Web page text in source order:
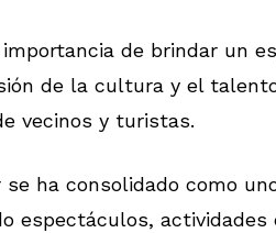
de brindar un
de la cultura y el
vecinos y turistas.
ha consolidado como
espectáculos,